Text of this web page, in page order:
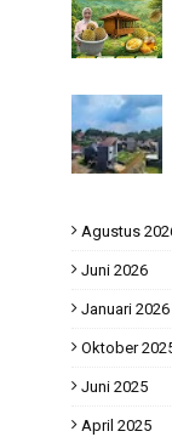
Agustus
Juni 2026
Januari 2026
Oktober
Juni 2025
April 2025